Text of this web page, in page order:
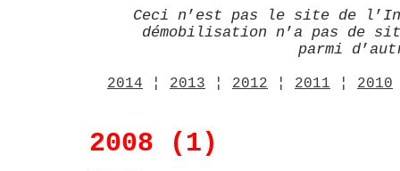
Ceci n ’ est pas le site de l ’
démobilisation n ’a pas de
parmi d’
2014 ¦ 2013 ¦ 2012 ¦ 2011 ¦ 2010
2008 (1)